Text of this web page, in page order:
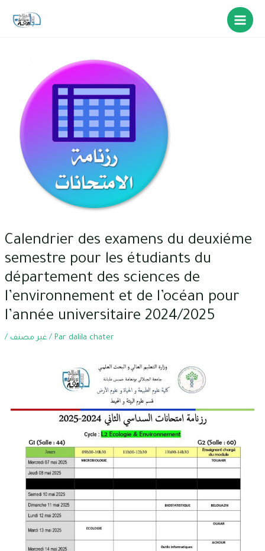
Calendrier des examens du deuxiéme
semestre pour les étudiants du
département des sciences de
l’environnement et de l’océan pour
l’année universitaire 2024/2025
/ غير مصنف/ Par dalila chater